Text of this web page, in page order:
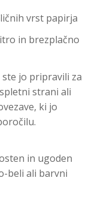
vrst papirja
in brezplačno
jo pripravili za
strani ali
ki jo
in ugoden
beli ali barvni